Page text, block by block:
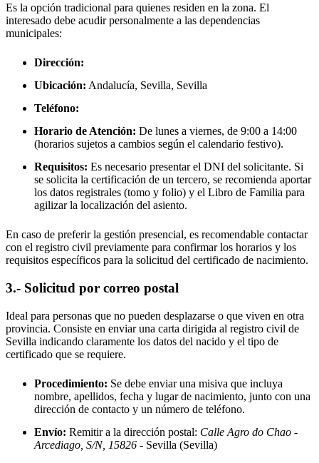
Es la opción tradicional para quienes residen en la zona. El
interesado debe acudir personalmente a las dependencias
municipales:
Dirección:
Ubicación: Andalucía, Sevilla, Sevilla
Teléfono:
Horario de Atención: De lunes a viernes, de 9:00 a 14:00
(horarios sujetos a cambios según el calendario festivo).
Requisitos: Es necesario presentar el DNI del solicitante. Si
se solicita la certificación de un tercero, se recomienda aportar
los datos registrales (tomo y folio) y el Libro de Familia para
agilizar la localización del asiento.
En caso de preferir la gestión presencial, es recomendable contactar
con el registro civil previamente para confirmar los horarios y los
requisitos específicos para la solicitud del certificado de nacimiento.
3.- Solicitud por correo postal
Ideal para personas que no pueden desplazarse o que viven en otra
provincia. Consiste en enviar una carta dirigida al registro civil de
Sevilla indicando claramente los datos del nacido y el tipo de
certificado que se requiere.
Procedimiento: Se debe enviar una misiva que incluya
nombre, apellidos, fecha y lugar de nacimiento, junto con una
dirección de contacto y un número de teléfono.
Envío: Remitir a la dirección postal: Calle Agro do Chao -
Arcediago, S/N, 15826 - Sevilla (Sevilla)